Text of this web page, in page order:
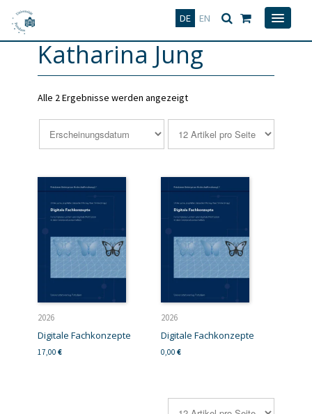
DE EN
Deutsch
Katharina Jung
Alle 2 Ergebnisse werden angezeigt
2026
Digitale Fachkonzepte
17,00 €
2026
Digitale Fachkonzepte
0,00 €